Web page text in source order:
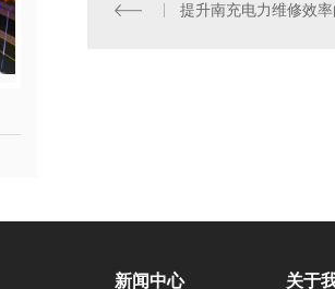
提升南充电力维修效
新闻中心 关于